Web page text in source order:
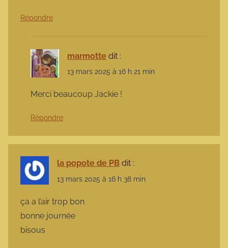
Répondre
marmotte dit :
13 mars 2025 à 16 h 21 min
Merci beaucoup Jackie !
Répondre
la popote de PB dit :
13 mars 2025 à 16 h 38 min
ça a l’air trop bon
bonne journée
bisous